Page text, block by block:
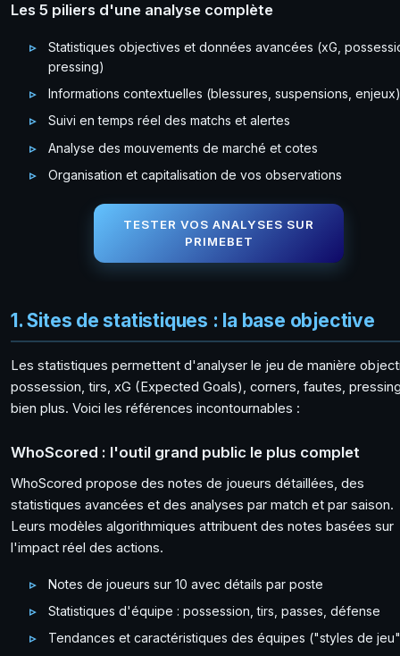
Les 5 piliers d'une analyse complète
Statistiques objectives et données avancées (xG,
pressing)
Informations contextuelles (blessures, suspensions, enjeux)
Suivi en temps réel des matchs et alertes
Analyse des mouvements de marché et cotes
Organisation et capitalisation de vos observations
TESTER VOS ANALYSES SUR
PRIMEBET
1. Sites de statistiques : la base objective
Les statistiques permettent d'analyser le jeu de manière
possession, tirs, xG (Expected Goals), corners, fautes,
bien plus. Voici les références incontournables :
WhoScored : l'outil grand public le plus complet
WhoScored propose des notes de joueurs détaillées, des
statistiques avancées et des analyses par match et par saison.
Leurs modèles algorithmiques attribuent des notes basées sur
l'impact réel des actions.
Notes de joueurs sur 10 avec détails par poste
Statistiques d'équipe : possession, tirs, passes, défense
Tendances et caractéristiques des équipes ("styles de